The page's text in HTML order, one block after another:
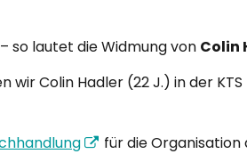
– so lautet die Widmung von Colin
wir Colin Hadler (22 J.) in der
für die Organisation